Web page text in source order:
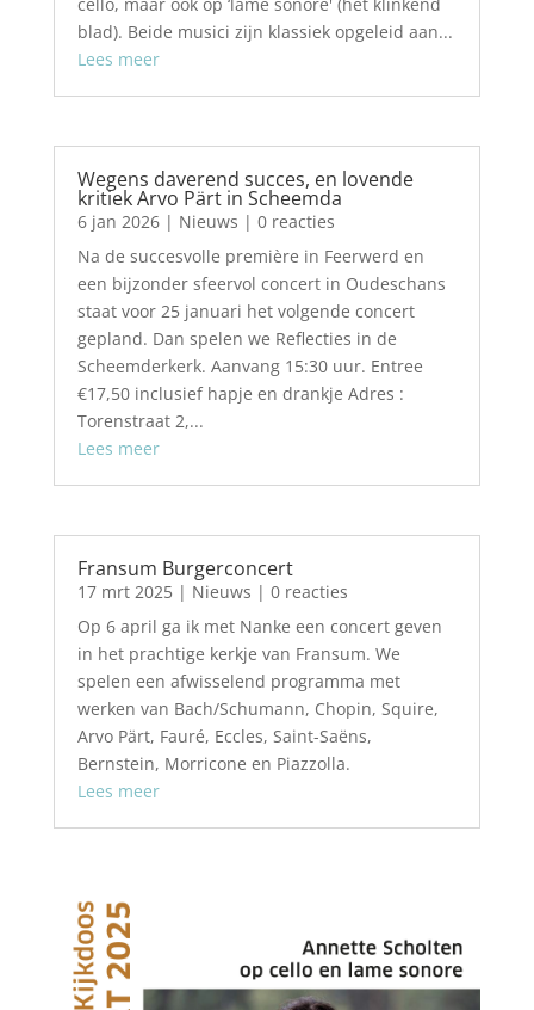
blad). Beide musici zijn klassiek opgeleid aan...
Lees meer
Wegens daverend succes, en lovende
kritiek Arvo Pärt in Scheemda
6 jan 2026| Nieuws | 0 reacties
Na de succesvolle première in Feerwerd en
een bijzonder sfeervol concert in Oudeschans
staat voor 25 januari het volgende concert
gepland. Dan spelen we Reflecties in de
Scheemderkerk. Aanvang 15:30 uur. Entree
€17,50 inclusief hapje en drankje Adres :
Torenstraat 2,...
Lees meer
Fransum Burgerconcert
17 mrt 2025| Nieuws | 0 reacties
Op 6 april ga ik met Nanke een concert geven
in het prachtige kerkje van Fransum. We
spelen een afwisselend programma met
werken van Bach/Schumann, Chopin, Squire,
Arvo Pärt, Fauré, Eccles, Saint-Saëns,
Bernstein, Morricone en Piazzolla.
Lees meer